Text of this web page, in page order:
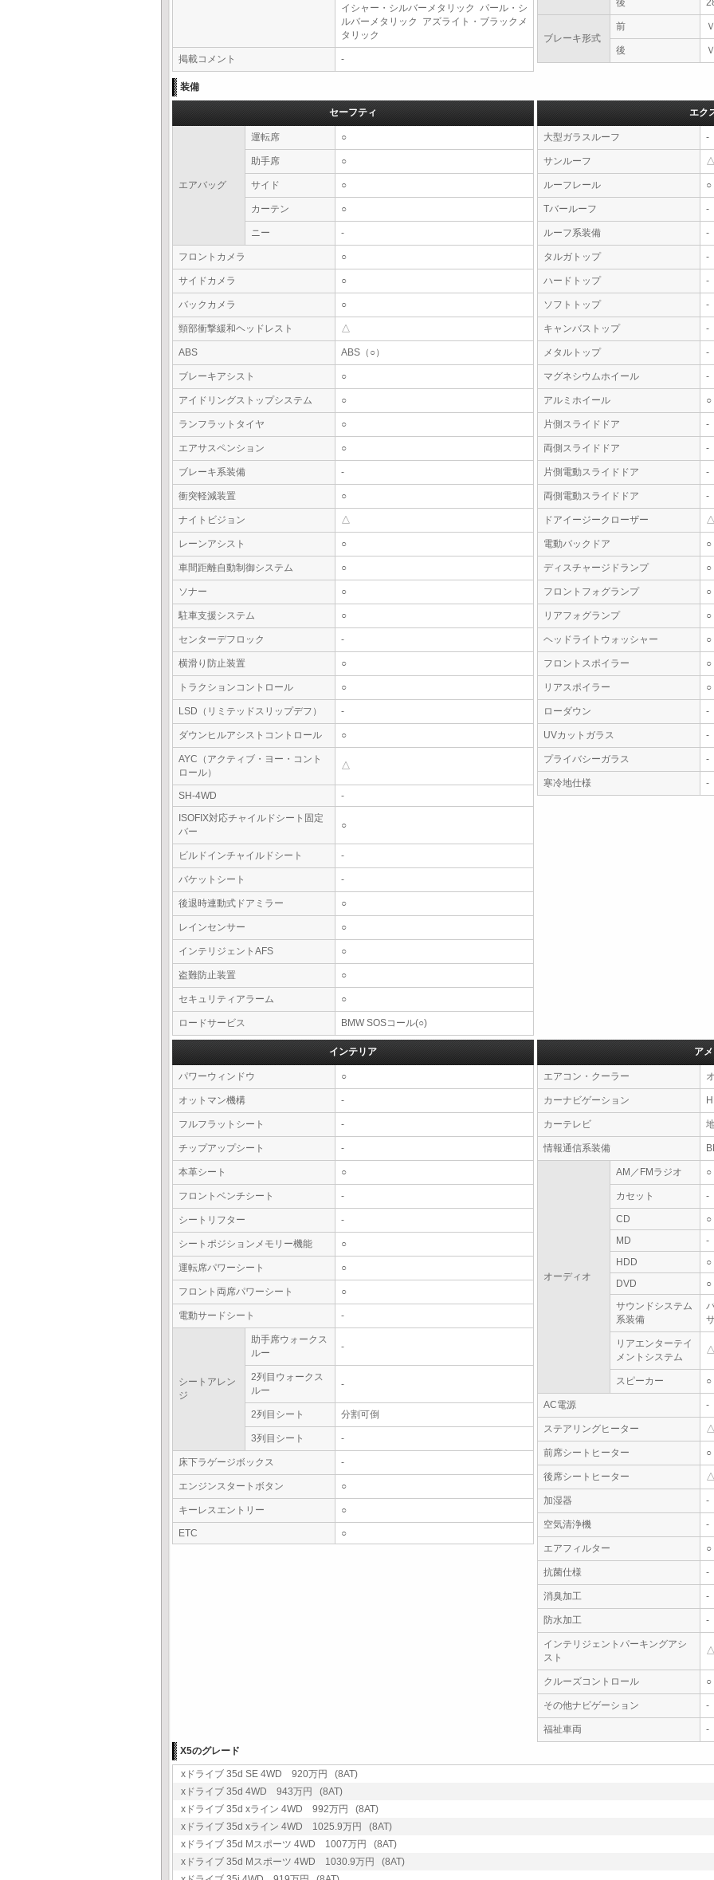
イシャー・シルバーメタリック パール・シ
ルバーメタリック アズライト・ブラックメ
タリック
掲載コメント -
後
ブレーキ形式
前
後
装備
セーフティ
エアバッグ
運転席 ○
助手席 ○
サイド ○
カーテン ○
ニー -
フロントカメラ ○
サイドカメラ ○
バックカメラ ○
頸部衝撃緩和ヘッドレスト △
ABS ABS（○）
ブレーキアシスト ○
アイドリングストップシステム ○
ランフラットタイヤ ○
エアサスペンション ○
ブレーキ系装備 -
衝突軽減装置 ○
ナイトビジョン △
レーンアシスト ○
車間距離自動制御システム ○
ソナー ○
駐車支援システム ○
センターデフロック -
横滑り防止装置 ○
トラクションコントロール ○
LSD（リミテッドスリップデフ） -
ダウンヒルアシストコントロール ○
AYC（アクティブ・ヨー・コント
ロール）
△
SH-4WD
-
ISOFIX対応チャイルドシート固定
バー
○
ビルドインチャイルドシート -
バケットシート -
後退時連動式ドアミラー ○
レインセンサー ○
インテリジェントAFS ○
盗難防止装置 ○
セキュリティアラーム ○
ロードサービス BMW SOSコール(○)
エク
大型ガラスルーフ -
サンルーフ
ルーフレール ○
Tバールーフ -
ルーフ系装備 -
タルガトップ -
ハードトップ -
ソフトトップ -
キャンバストップ -
メタルトップ -
マグネシウムホイール -
アルミホイール ○
片側スライドドア -
両側スライドドア -
片側電動スライドドア -
両側電動スライドドア -
ドアイージークローザー
電動バックドア ○
ディスチャージドランプ ○
フロントフォグランプ ○
リアフォグランプ ○
ヘッドライトウォッシャー ○
フロントスポイラー ○
リアスポイラー ○
ローダウン -
UVカットガラス -
プライバシーガラス -
寒冷地仕様 -
インテリア
パワーウィンドウ ○
オットマン機構 -
フルフラットシート -
チップアップシート -
本革シート ○
フロントベンチシート -
シートリフター -
シートポジションメモリー機能 ○
運転席パワーシート ○
フロント両席パワーシート ○
電動サードシート -
シートアレン
ジ
助手席ウォークス
ルー
-
2列目ウォークス
ルー
-
2列目シート 分割可倒
3列目シート -
床下ラゲージボックス -
エンジンスタートボタン ○
キーレスエントリー ○
ETC ○
ア
エアコン・クーラー
カーナビゲーション
カーテレビ
情報通信系装備
オーディオ
AM／FMラジオ ○
カセット -
CD
○
MD
-
HDD
○
DVD
○
サウンドシステム
系装備
リアエンターテイ
メントシステム
スピーカー ○
AC電源 -
ステアリングヒーター
前席シートヒーター ○
後席シートヒーター
加湿器 -
空気清浄機 -
エアフィルター ○
抗菌仕様 -
消臭加工 -
防水加工 -
インテリジェントパーキングアシ
スト
クルーズコントロール ○
その他ナビゲーション -
福祉車両
-
X5のグレード
xドライブ 35d SE 4WD 920万円 (8AT)
xドライブ 35d 4WD 943万円 (8AT)
xドライブ 35d xライン 4WD 992万円 (8AT)
xドライブ 35d xライン 4WD 1025.9万円 (8AT)
xドライブ 35d Mスポーツ 4WD 1007万円 (8AT)
xドライブ 35d Mスポーツ 4WD 1030.9万円 (8AT)